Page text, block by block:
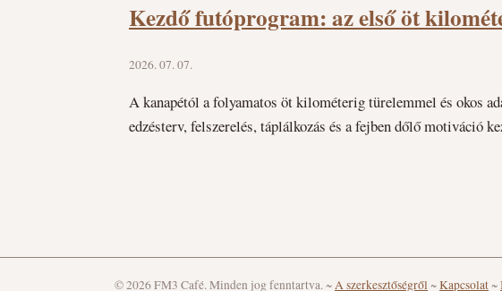
Kezdő futóprogram: az első öt
2026. 07. 07.
A kanapétól a folyamatos öt kilométerig türelemmel és okos
edzésterv, felszerelés, táplálkozás és a fejben dőlő motiváció
© 2026 FM3 Café. Minden jog fenntartva. ~A szerkesztőségről ~Kapcsolat ~